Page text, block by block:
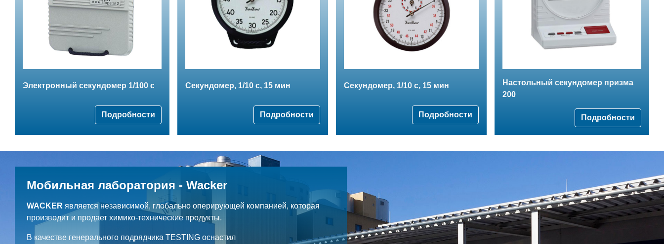
Электронный секундомер 1/100 с
Подробности
Секундомер, 1/10 с, 15 мин
Подробности
Секундомер, 1/10 с, 15 мин
Подробности
Hастольный секундомер призма
200
Подробности
Мобильная лаборатория - Wacker
WACKER является независимой, глобально оперирующей компанией, которая
производит и продает химико-технические продукты.
В качестве генерального подрядчика TESTING оснастил